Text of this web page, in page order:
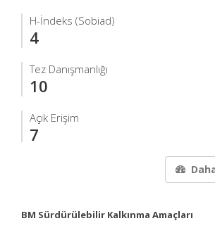
H-İndeks (Sobiad)
4
Tez Danışmanlığı
10
Açık Erişim
7
BM Sürdürülebilir Kalkınma Amaçları